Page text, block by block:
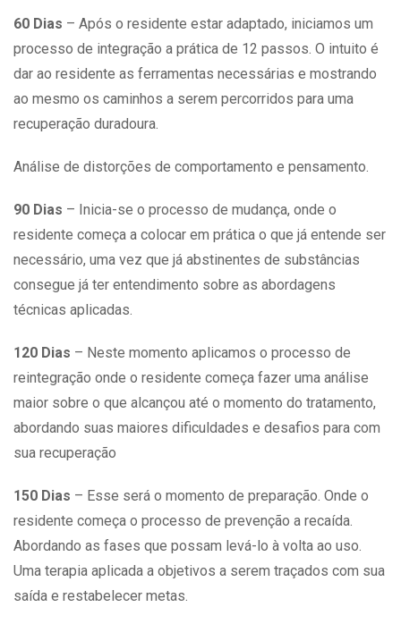
60 Dias – Após o residente estar adaptado, iniciamos um
processo de integração a prática de 12 passos. O intuito é
dar ao residente as ferramentas necessárias e mostrando
ao mesmo os caminhos a serem percorridos para uma
recuperação duradoura.
Análise de distorções de comportamento e pensamento.
90 Dias – Inicia-se o processo de mudança, onde o
residente começa a colocar em prática o que já entende ser
necessário, uma vez que já abstinentes de substâncias
consegue já ter entendimento sobre as abordagens
técnicas aplicadas.
120 Dias – Neste momento aplicamos o processo de
reintegração onde o residente começa fazer uma análise
maior sobre o que alcançou até o momento do tratamento,
abordando suas maiores dificuldades e desafios para com
sua recuperação
150 Dias – Esse será o momento de preparação. Onde o
residente começa o processo de prevenção a recaída.
Abordando as fases que possam levá-lo à volta ao uso.
Uma terapia aplicada a objetivos a serem traçados com sua
saída e restabelecer metas.